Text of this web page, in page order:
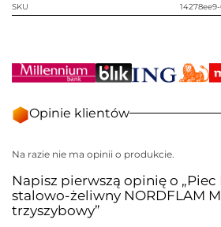
SKU
Opinie klientów
Na razie nie ma opinii o produkcie.
Napisz pierwszą opinię o
stalowo-żeliwny NORDFLAM
trzyszybowy”